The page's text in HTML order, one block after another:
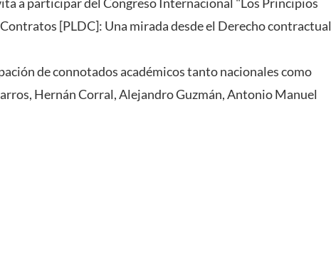
[PLDC]: Una mirada desde el Derecho contractual
de connotados académicos tanto nacionales como
Hernán Corral, Alejandro Guzmán, Antonio Manuel